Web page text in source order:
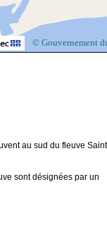
© Gouvernement
au sud du fleuve
sont désignées par un